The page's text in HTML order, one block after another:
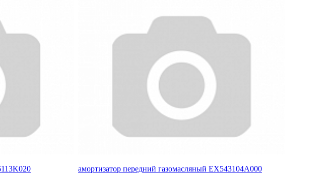
амортизатор передний газомасляный EX543104A000